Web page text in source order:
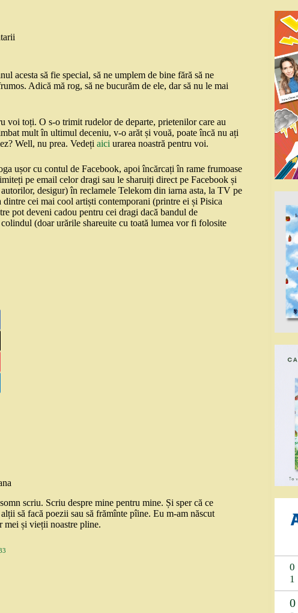
acesta să fie special, să ne umplem de bine fără să ne
Adică mă rog, să ne bucurăm de ele, dar să nu le mai
voi toți. O s-o trimit rudelor de departe, prietenilor care au
mult în ultimul deceniu, v-o arăt și vouă, poate încă nu ați
Well, nu prea. Vedeți aici urarea noastră pentru voi.
ușor cu contul de Facebook, apoi încărcați în rame frumoase
pe email celor dragi sau le sharuiți direct pe Facebook și
desigur) în reclamele Telekom din iarna asta, la TV pe
cei mai cool artiști contemporani (printre ei și Pisica
pot deveni cadou pentru cei dragi dacă bandul de
(doar urările shareuite cu toată lumea vor fi folosite
scriu. Scriu despre mine pentru mine. Și sper că ce
să facă poezii sau să frămînte pîine. Eu m-am născut
mei și vieții noastre pline.
0
1
0